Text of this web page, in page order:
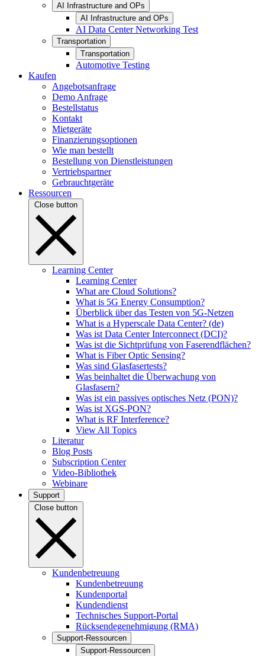
AI Infrastructure and OPs
AI Infrastructure and OPs
AI Data Center Networking Test
Transportation
Transportation
Automotive Testing
Kaufen
Angebotsanfrage
Demo Anfrage
Bestellstatus
Kontakt
Mietgeräte
Finanzierungsoptionen
Wie man bestellt
Bestellung von Dienstleistungen
Vertriebspartner
Gebrauchtgeräte
Ressourcen
Close button
Learning Center
Learning Center
What are Cloud Solutions?
What is 5G Energy Consumption?
Überblick über das Testen von 5G-Netzen
What is a Hyperscale Data Center? (de)
Was ist Data Center Interconnect (DCI)?
Was ist die Sichtprüfung von Faserendflächen?
What is Fiber Optic Sensing?
Was sind Glasfasertests?
Was beinhaltet die Überwachung von
Glasfasern?
Was ist ein passives optisches Netz (PON)?
Was ist XGS-PON?
What is RF Interference?
View All Topics
Literatur
Blog Posts
Subscription Center
Video-Bibliothek
Webinare
Support
Close button
Kundenbetreuung
Kundenbetreuung
Kundenportal
Kundendienst
Technisches Support-Portal
Rücksendegenehmigung (RMA)
Support-Ressourcen
Support-Ressourcen